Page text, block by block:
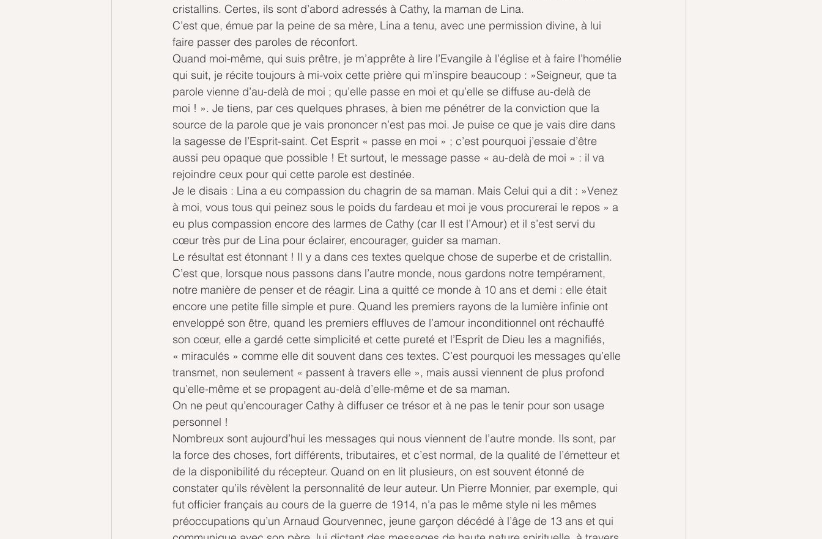
cristallins. Certes, ils sont d’abord adressés à Cathy, la maman de Lina.
C’est que, émue par la peine de sa mère, Lina a tenu, avec une permission divine, à lui
faire passer des paroles de réconfort.
Quand moi-même, qui suis prêtre, je m’apprête à lire l’Evangile à l’église et à faire l’homélie
qui suit, je récite toujours à mi-voix cette prière qui m’inspire beaucoup : »Seigneur, que ta
parole vienne d’au-delà de moi ; qu’elle passe en moi et qu’elle se diffuse au-delà de
moi ! ». Je tiens, par ces quelques phrases, à bien me pénétrer de la conviction que la
source de la parole que je vais prononcer n’est pas moi. Je puise ce que je vais dire dans
la sagesse de l’Esprit-saint. Cet Esprit « passe en moi » ; c’est pourquoi j’essaie d’être
aussi peu opaque que possible ! Et surtout, le message passe « au-delà de moi » : il va
rejoindre ceux pour qui cette parole est destinée.
Je le disais : Lina a eu compassion du chagrin de sa maman. Mais Celui qui a dit : »Venez
à moi, vous tous qui peinez sous le poids du fardeau et moi je vous procurerai le repos » a
eu plus compassion encore des larmes de Cathy (car Il est l’Amour) et il s’est servi du
cœur très pur de Lina pour éclairer, encourager, guider sa maman.
Le résultat est étonnant ! Il y a dans ces textes quelque chose de superbe et de cristallin.
C’est que, lorsque nous passons dans l’autre monde, nous gardons notre tempérament,
notre manière de penser et de réagir. Lina a quitté ce monde à 10 ans et demi : elle était
encore une petite fille simple et pure. Quand les premiers rayons de la lumière infinie ont
enveloppé son être, quand les premiers effluves de l’amour inconditionnel ont réchauffé
son cœur, elle a gardé cette simplicité et cette pureté et l’Esprit de Dieu les a magnifiés,
« miraculés » comme elle dit souvent dans ces textes. C’est pourquoi les messages qu’elle
transmet, non seulement « passent à travers elle », mais aussi viennent de plus profond
qu’elle-même et se propagent au-delà d’elle-même et de sa maman.
On ne peut qu’encourager Cathy à diffuser ce trésor et à ne pas le tenir pour son usage
personnel !
Nombreux sont aujourd’hui les messages qui nous viennent de l’autre monde. Ils sont, par
la force des choses, fort différents, tributaires, et c’est normal, de la qualité de l’émetteur et
de la disponibilité du récepteur. Quand on en lit plusieurs, on est souvent étonné de
constater qu’ils révèlent la personnalité de leur auteur. Un Pierre Monnier, par exemple, qui
fut officier français au cours de la guerre de 1914, n’a pas le même style ni les mêmes
préoccupations qu’un Arnaud Gourvennec, jeune garçon décédé à l’âge de 13 ans et qui